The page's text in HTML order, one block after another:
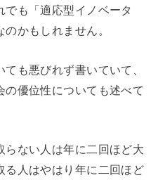
も「適応型イノベータ
かもしれません。
も悪びれず書いていて、
優位性についても述べて
ない人は年に二回ほど大
る人はやはり年に二回ほど